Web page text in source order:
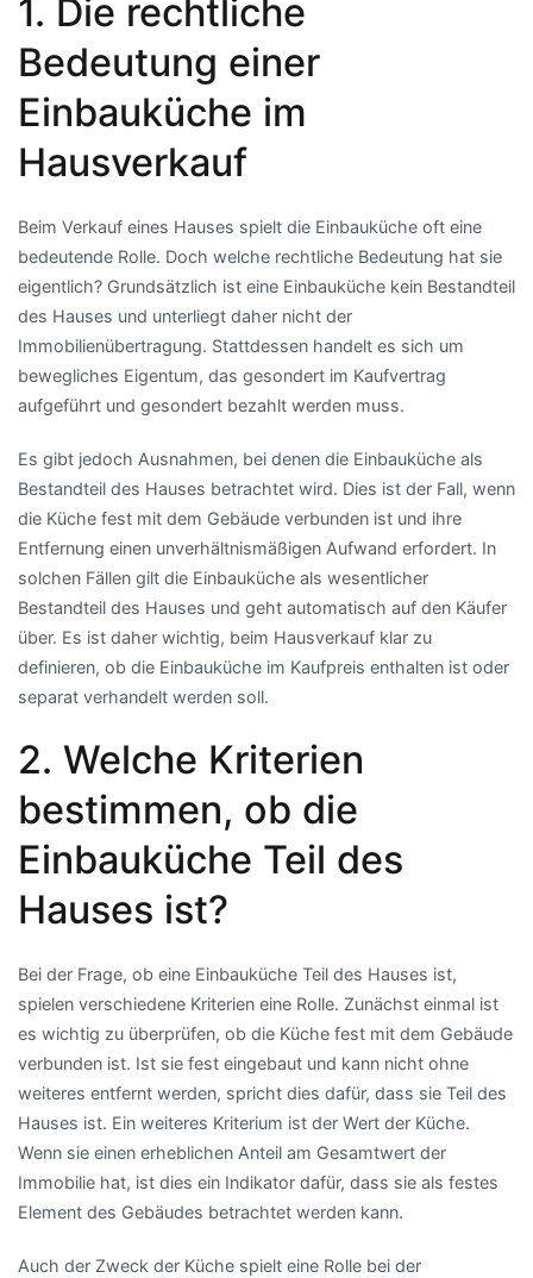
1. Die rechtliche
Bedeutung einer
Einbauküche im
Hausverkauf
Beim Verkauf eines Hauses spielt die Einbauküche oft eine
bedeutende Rolle. Doch welche rechtliche Bedeutung hat sie
eigentlich? Grundsätzlich ist eine Einbauküche kein Bestandteil
des Hauses und unterliegt daher nicht der
Immobilienübertragung. Stattdessen handelt es sich um
bewegliches Eigentum, das gesondert im Kaufvertrag
aufgeführt und gesondert bezahlt werden muss.
Es gibt jedoch Ausnahmen, bei denen die Einbauküche als
Bestandteil des Hauses betrachtet wird. Dies ist der Fall, wenn
die Küche fest mit dem Gebäude verbunden ist und ihre
Entfernung einen unverhältnismäßigen Aufwand erfordert. In
solchen Fällen gilt die Einbauküche als wesentlicher
Bestandteil des Hauses und geht automatisch auf den Käufer
über. Es ist daher wichtig, beim Hausverkauf klar zu
definieren, ob die Einbauküche im Kaufpreis enthalten ist oder
separat verhandelt werden soll.
2. Welche Kriterien
bestimmen, ob die
Einbauküche Teil des
Hauses ist?
Bei der Frage, ob eine Einbauküche Teil des Hauses ist,
spielen verschiedene Kriterien eine Rolle. Zunächst einmal ist
es wichtig zu überprüfen, ob die Küche fest mit dem Gebäude
verbunden ist. Ist sie fest eingebaut und kann nicht ohne
weiteres entfernt werden, spricht dies dafür, dass sie Teil des
Hauses ist. Ein weiteres Kriterium ist der Wert der Küche.
Wenn sie einen erheblichen Anteil am Gesamtwert der
Immobilie hat, ist dies ein Indikator dafür, dass sie als festes
Element des Gebäudes betrachtet werden kann.
Auch der Zweck der Küche spielt eine Rolle bei der